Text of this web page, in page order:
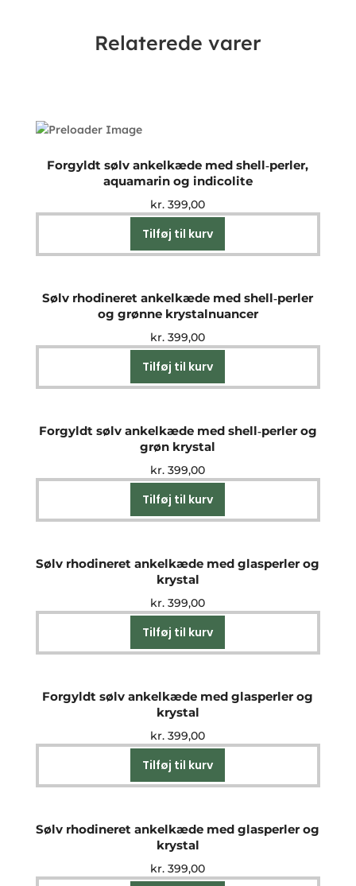
Relaterede varer
Forgyldt sølv ankelkæde med shell‑perler,
aquamarin og indicolite
kr. 399,00
Tilføj til kurv
Sølv rhodineret ankelkæde med shell‑perler
og grønne krystalnuancer
kr. 399,00
Tilføj til kurv
Forgyldt sølv ankelkæde med shell‑perler og
grøn krystal
kr. 399,00
Tilføj til kurv
Sølv rhodineret ankelkæde med glasperler og
krystal
kr. 399,00
Tilføj til kurv
Forgyldt sølv ankelkæde med glasperler og
krystal
kr. 399,00
Tilføj til kurv
Sølv rhodineret ankelkæde med glasperler og
krystal
kr. 399,00